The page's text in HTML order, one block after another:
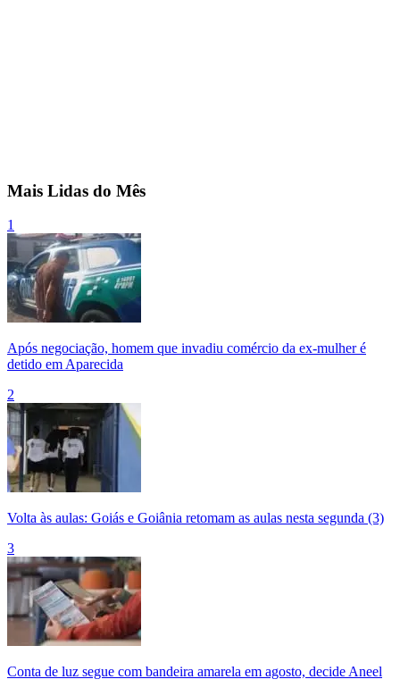
Mais Lidas do Mês
1
Após negociação, homem que invadiu comércio da ex-mulher é
detido em Aparecida
2
Volta às aulas: Goiás e Goiânia retomam as aulas nesta segunda (3)
3
Conta de luz segue com bandeira amarela em agosto, decide Aneel